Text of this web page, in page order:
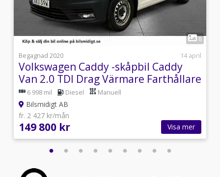
1
8
Begagnad 2020
14 april
Volkswagen Caddy -skåpbil Caddy
Van 2.0 TDI Drag Värmare Farthållare
MOMS
6 998 mil Diesel Manuell
Bilsmidigt AB
fr. 2 427 kr/mån
149 800 kr Visa mer